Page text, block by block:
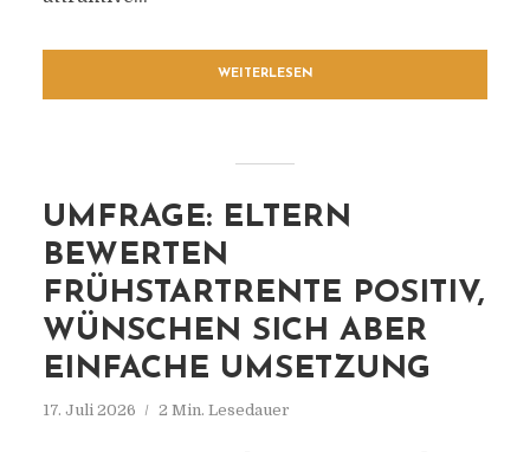
WEITERLESEN
UMFRAGE: ELTERN
BEWERTEN
FRÜHSTARTRENTE POSITIV,
WÜNSCHEN SICH ABER
EINFACHE UMSETZUNG
17. Juli 2026 2 Min. Lesedauer